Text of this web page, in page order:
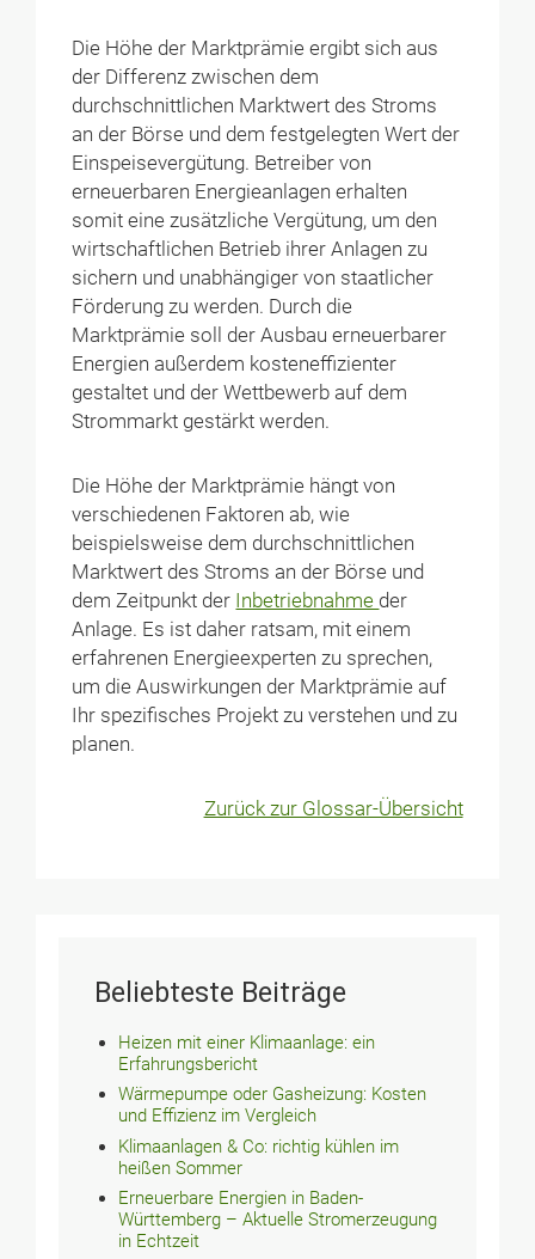
Die Höhe der Marktprämie ergibt sich aus
der Differenz zwischen dem
durchschnittlichen Marktwert des Stroms
an der Börse und dem festgelegten Wert der
Einspeisevergütung. Betreiber von
erneuerbaren Energieanlagen erhalten
somit eine zusätzliche Vergütung, um den
wirtschaftlichen Betrieb ihrer Anlagen zu
sichern und unabhängiger von staatlicher
Förderung zu werden. Durch die
Marktprämie soll der Ausbau erneuerbarer
Energien außerdem kosteneffizienter
gestaltet und der Wettbewerb auf dem
Strommarkt gestärkt werden.
Die Höhe der Marktprämie hängt von
verschiedenen Faktoren ab, wie
beispielsweise dem durchschnittlichen
Marktwert des Stroms an der Börse und
dem Zeitpunkt der Inbetriebnahme der
Anlage. Es ist daher ratsam, mit einem
erfahrenen Energieexperten zu sprechen,
um die Auswirkungen der Marktprämie auf
Ihr spezifisches Projekt zu verstehen und zu
planen.
Zurück zur Glossar-Übersicht
Beliebteste Beiträge
Heizen mit einer Klimaanlage: ein
Erfahrungsbericht
Wärmepumpe oder Gasheizung: Kosten
und Effizienz im Vergleich
Klimaanlagen & Co: richtig kühlen im
heißen Sommer
Erneuerbare Energien in Baden-
Württemberg – Aktuelle Stromerzeugung
in Echtzeit